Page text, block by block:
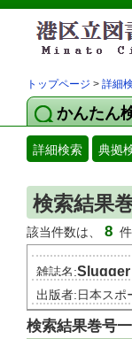
トップページ > 詳細
かんたん
詳細検索 典拠
検索結果
該当件数は、 8
雑誌名:Slugger
出版者:日本スポ
検索結果巻号